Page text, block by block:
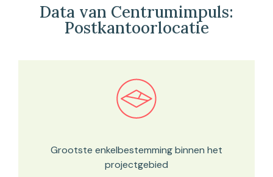
Data van Centrumimpuls:
Postkantoorlocatie
Bekijk in onze kaartviewer
Grootste enkelbestemming binnen het
projectgebied